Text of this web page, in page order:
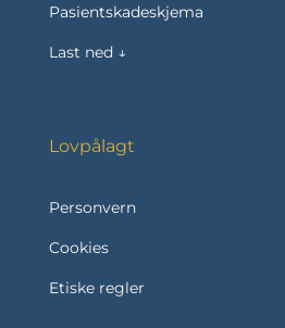
Pasientskadeskjema
Last ned ↓
Lovpålagt
Personvern
Cookies
Etiske regler